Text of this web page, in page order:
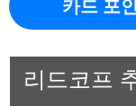
카드 포
리드코프